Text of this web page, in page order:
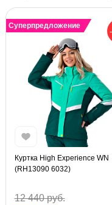
Суперпредложение
Куртка High Experience WN
(RH13090 6032)
12 440 руб.